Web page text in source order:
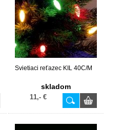
Svietiaci reťazec KIL 40C/M
skladom
11,- €